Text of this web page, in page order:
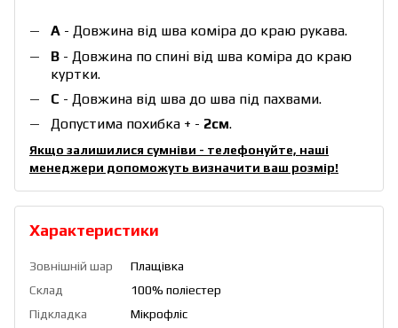
А - Довжина від шва коміра до краю рукава.
B - Довжина по спині від шва коміра до краю
куртки.
C - Довжина від шва до шва під пахвами.
Допустима похибка + - 2см.
Якщо залишилися сумніви - телефонуйте, наші
менеджери допоможуть визначити ваш розмір!
Характеристики
Зовнішній шар
Плащівка
Склад
100% поліестер
Підкладка
Мікрофліс